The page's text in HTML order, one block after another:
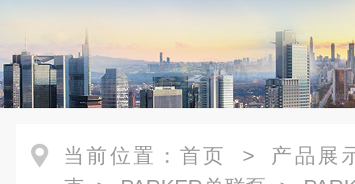
当前位置： 首页 > 产品展